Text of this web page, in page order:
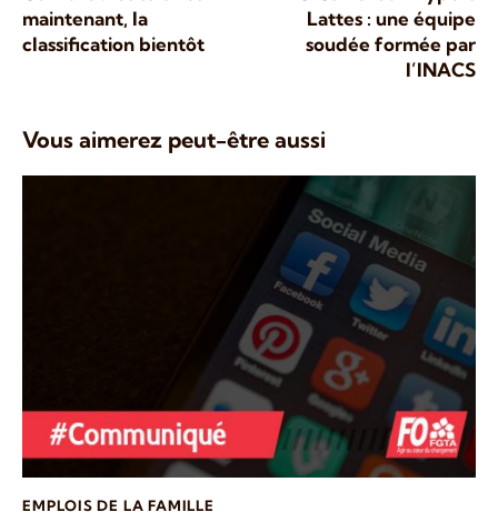
maintenant, la
classification bientôt
Lattes : une équipe
soudée formée par
l’INACS
Vous aimerez peut-être aussi
EMPLOIS DE LA FAMILLE